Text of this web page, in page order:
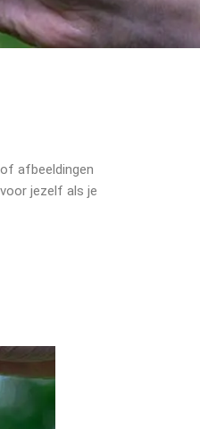
afbeeldingen
jezelf als je